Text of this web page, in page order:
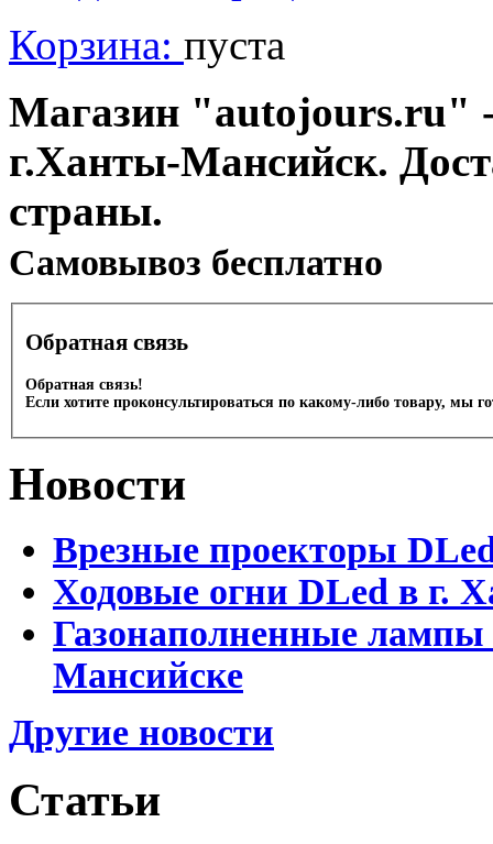
Корзина: пуста
Магазин "autojours.ru" -
г.Ханты-Мансийск.
страны.
Cамовывоз бесплатно
Обратная связь
Обратная связь!
Если хотите проконсультироваться по какому-либо товару, мы
Новости
Врезные проекторы
Ходовые огни DLed в г.
Газонаполненные
Мансийске
Другие новости
Статьи